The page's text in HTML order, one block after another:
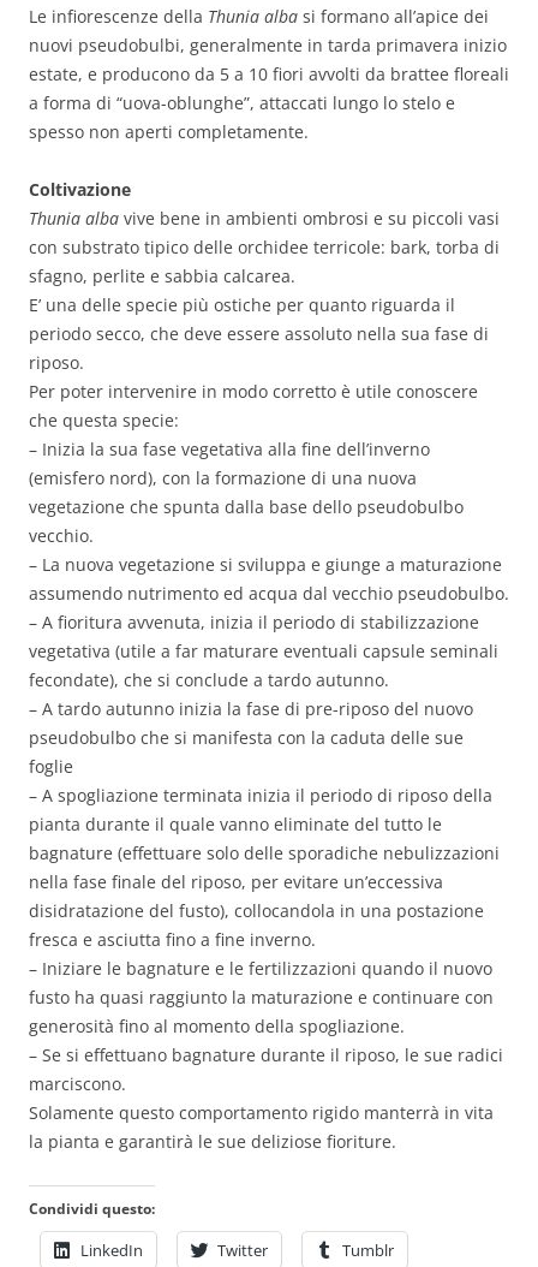
Le infiorescenze della Thunia alba si formano all’apice dei
nuovi pseudobulbi, generalmente in tarda primavera inizio
estate, e producono da 5 a 10 fiori avvolti da brattee floreali
a forma di “uova-oblunghe”, attaccati lungo lo stelo e
spesso non aperti completamente.
Coltivazione
Thunia alba vive bene in ambienti ombrosi e su piccoli vasi
con substrato tipico delle orchidee terricole: bark, torba di
sfagno, perlite e sabbia calcarea.
E’ una delle specie più ostiche per quanto riguarda il
periodo secco, che deve essere assoluto nella sua fase di
riposo.
Per poter intervenire in modo corretto è utile conoscere
che questa specie:
– Inizia la sua fase vegetativa alla fine dell’inverno
(emisfero nord), con la formazione di una nuova
vegetazione che spunta dalla base dello pseudobulbo
vecchio.
– La nuova vegetazione si sviluppa e giunge a maturazione
assumendo nutrimento ed acqua dal vecchio pseudobulbo.
– A fioritura avvenuta, inizia il periodo di stabilizzazione
vegetativa (utile a far maturare eventuali capsule seminali
fecondate), che si conclude a tardo autunno.
– A tardo autunno inizia la fase di pre-riposo del nuovo
pseudobulbo che si manifesta con la caduta delle sue
foglie
– A spogliazione terminata inizia il periodo di riposo della
pianta durante il quale vanno eliminate del tutto le
bagnature (effettuare solo delle sporadiche nebulizzazioni
nella fase finale del riposo, per evitare un’eccessiva
disidratazione del fusto), collocandola in una postazione
fresca e asciutta fino a fine inverno.
– Iniziare le bagnature e le fertilizzazioni quando il nuovo
fusto ha quasi raggiunto la maturazione e continuare con
generosità fino al momento della spogliazione.
– Se si effettuano bagnature durante il riposo, le sue radici
marciscono.
Solamente questo comportamento rigido manterrà in vita
la pianta e garantirà le sue deliziose fioriture.
Condividi questo:
LinkedIn Twitter Tumblr